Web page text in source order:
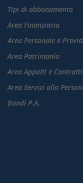
Tipi di abbonamento
Area Finanziaria
Area Personale e
Area Patrimonio
Area Appalti e Contratti
Area Servizi alla
Bandi P.A.